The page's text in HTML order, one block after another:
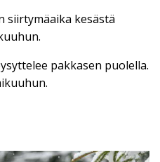
siirtymäaika kesästä
pakkasen puolella.